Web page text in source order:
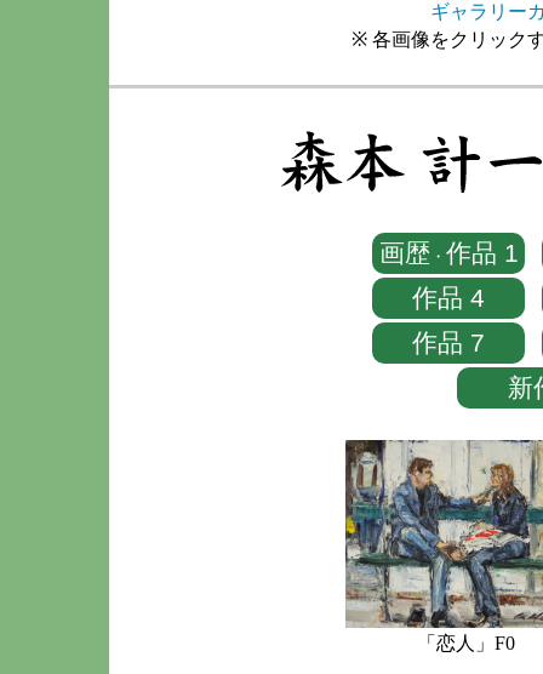
ギャラリー
※ 各画像をクリック
画歴・ 作品 1
作品 4
作品 7
新
「恋人」F0